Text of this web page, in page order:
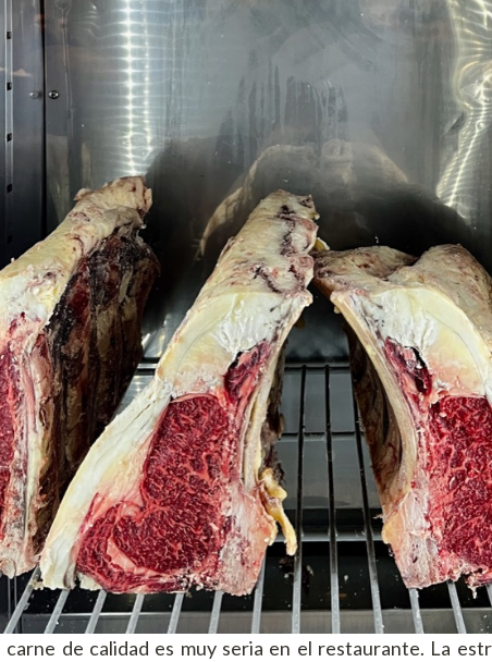
carne de calidad es muy seria en el restaurante. La